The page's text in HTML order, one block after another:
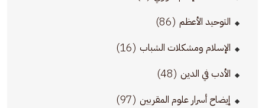
التوحيد الأعظم (86)
الإسلام ومشكلات الشباب (16)
الأدب في الدين (48)
إيضاح أسرار علوم المقربين (97)